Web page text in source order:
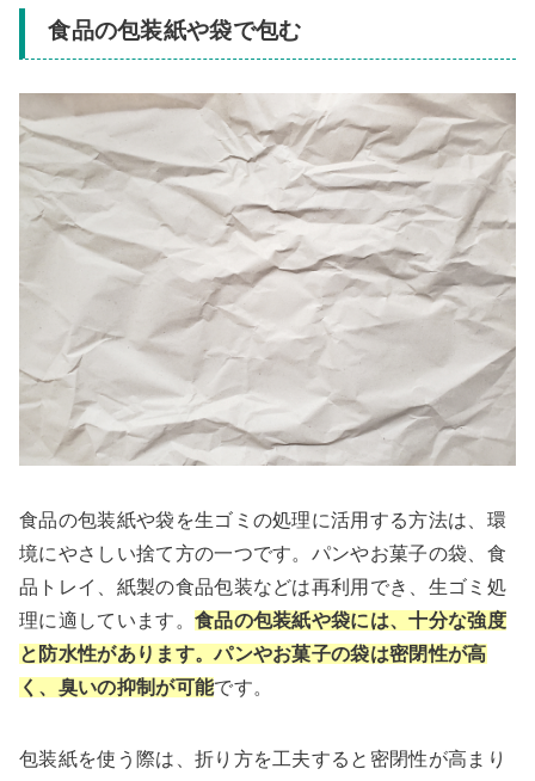
食品の包装紙や袋で包む
食品の包装紙や袋を生ゴミの処理に活用する方法は、環
境にやさしい捨て方の一つです。パンやお菓子の袋、食
品トレイ、紙製の食品包装などは再利用でき、生ゴミ処
理に適しています。 食品の包装紙や袋には、十分な強度
と防水性があります。パンやお菓子の袋は密閉性が高
く、臭いの抑制が可能です。
包装紙を使う際は、折り方を工夫すると密閉性が高まり